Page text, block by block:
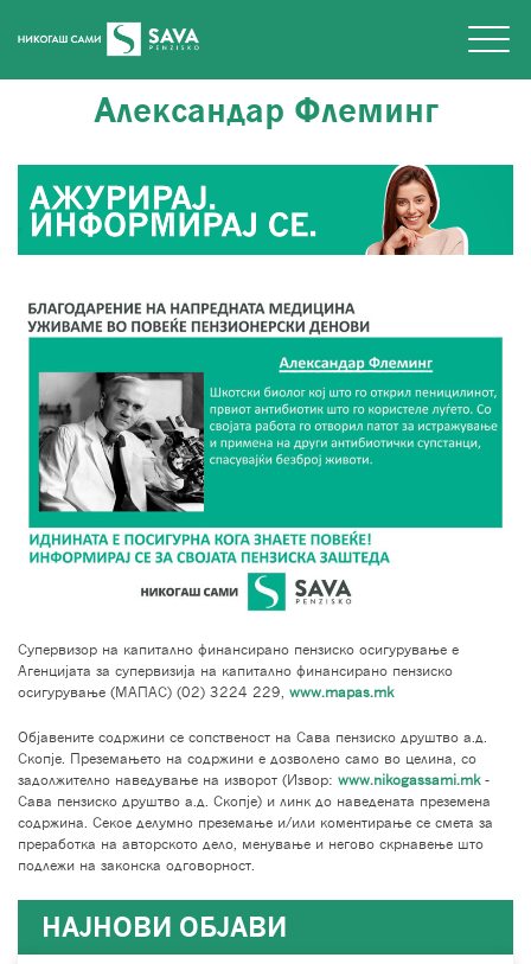
Александар Флеминг
Супервизор на капитално финансирано пензиско осигурување е
Агенцијата за супервизија на капитално финансирано пензиско
осигурување (МАПАС) (02) 3224 229, www.mapas.mk
Објавените содржини се сопственост на Сава пензиско друштво а.д.
Скопје. Преземањето на содржини е дозволено само во целина, со
задолжително наведување на изворот (Извор: www.nikogassami.mk-
Сава пензиско друштво а.д. Скопје) и линк до наведената преземена
содржина. Секое делумно преземање и/или коментирање се смета за
преработка на авторското дело, менување и негово скрнавење што
подлежи на законска одговорност.
НАЈНОВИ ОБЈАВИ